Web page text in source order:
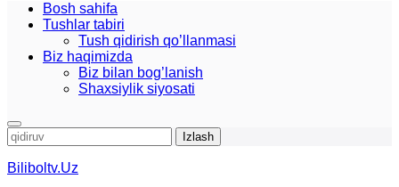
Bosh sahifa
Tushlar tabiri
Tush qidirish qo’llanmasi
Biz haqimizda
Biz bilan bog’lanish
Shaxsiylik siyosati
Qidirshish:
Biliboltv.Uz